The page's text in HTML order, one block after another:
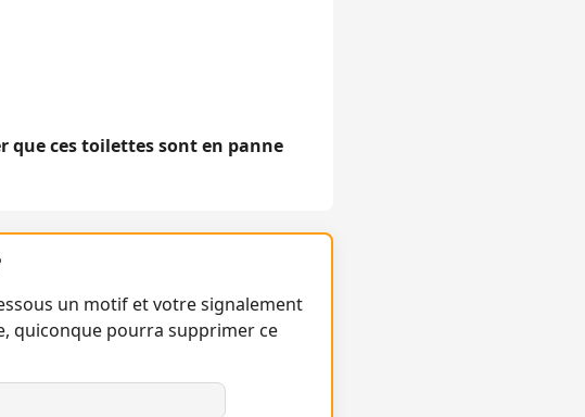
que ces toilettes sont en panne
un motif et votre signalement
quiconque pourra supprimer ce